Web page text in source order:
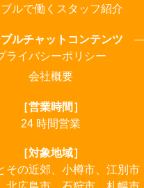
ブルで働くスタッフ紹介
ブルチャットコンテンツ
ライバシーポリシー
会社概要
［営業時間］
24 時間営業
［対象地域］
その近郊、小樽市、江別市